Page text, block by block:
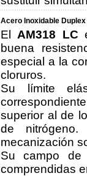
Acero Inoxidable Duplex
El AM318 LC
buena
especial a la
cloruros.
Su límite
superior al de
de
mecanización
Su campo de
comprendidas